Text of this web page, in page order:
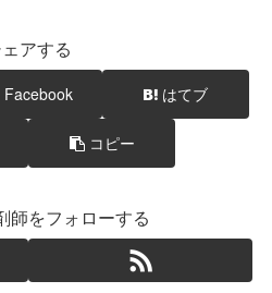
アする
Facebook はてブ
コピー
師をフォローする